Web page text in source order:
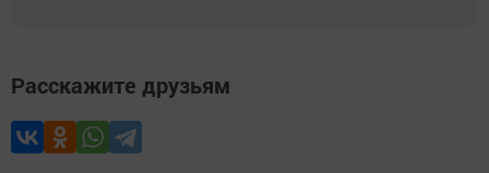
Расскажите друзьям